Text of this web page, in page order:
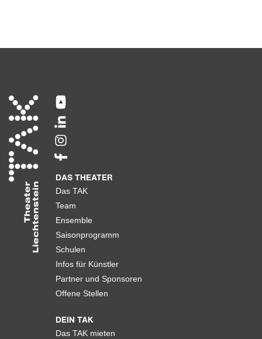
DAS THEATER
Das TAK
Team
Ensemble
Saisonprogramm
Schulen
Infos für Künstler
Partner und Sponsoren
Offene Stellen
DEIN TAK
Das TAK mieten